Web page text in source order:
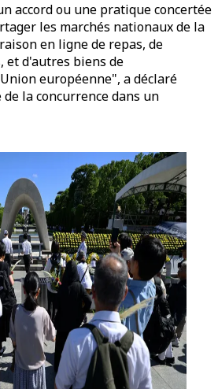
accord ou une pratique concertée
les marchés nationaux de la
en ligne de repas, de
d'autres biens de
européenne", a déclaré
la concurrence dans un